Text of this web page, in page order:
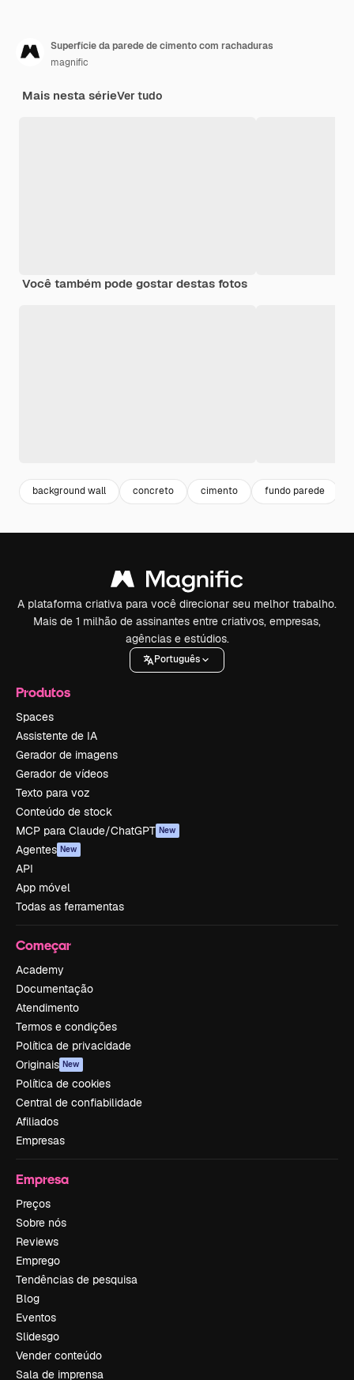
Superfície da parede de cimento com rachaduras
magnific
Mais nesta sérieVer tudo
Você também pode gostar destas fotos
background wall concreto cimento fundo parede
A plataforma criativa para você direcionar seu melhor trabalho.
Mais de 1 milhão de assinantes entre criativos, empresas,
agências e estúdios.
Português
Produtos
Spaces
Assistente de IA
Gerador de imagens
Gerador de vídeos
Texto para voz
Conteúdo de stock
MCP para Claude/ChatGPT New
Agentes New
API
App móvel
Todas as ferramentas
Começar
Academy
Documentação
Atendimento
Termos e condições
Política de privacidade
Originais New
Política de cookies
Central de confiabilidade
Afiliados
Empresas
Empresa
Preços
Sobre nós
Reviews
Emprego
Tendências de pesquisa
Blog
Eventos
Slidesgo
Vender conteúdo
Sala de imprensa